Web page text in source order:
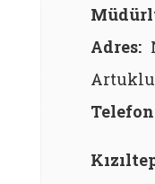
Adres:
Artuklu